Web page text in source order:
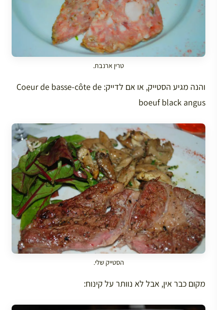
טרין ארנבת.
והנה מגיע הסטייק, או אם לדייק: Coeur de basse-côte de
boeuf black angus
הסטייק שלי.
מקום כבר אין, אבל לא נוותר על קינוח: